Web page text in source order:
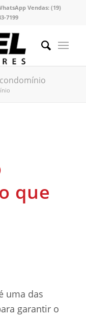
Vendas:(19)
7199
que
uma das
garantir o